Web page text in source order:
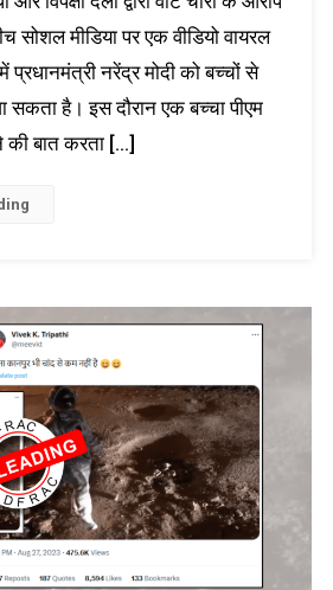
सोशल मीडिया पर एक वीडियो वायरल
प्रधानमंत्री नरेंद्र मोदी को बच्चों से
है। इस दौरान एक बच्चा पीएम
की बात करता […]